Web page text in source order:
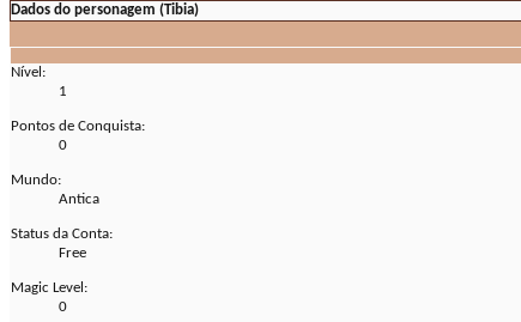
Dados do personagem (Tibia)
Nível:
1
Pontos de Conquista:
0
Mundo:
Antica
Status da Conta:
Free
Magic Level:
0